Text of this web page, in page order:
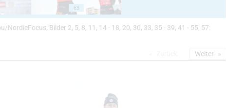
63
NordicFocus; Bilder 2, 5, 8, 11, 14 - 18, 20, 30, 33, 35 - 39, 41 - 55, 57:
Weiter